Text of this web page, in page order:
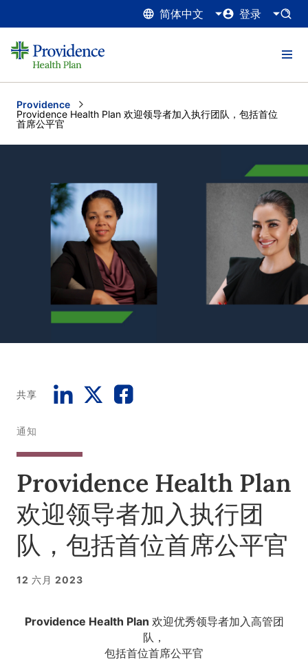
简体中文 登录
Providence
Current:
Providence Health Plan 欢迎领导者加入执行团队，包括首位
首席公平官
共享
通知
Providence Health Plan
欢迎领导者加入执行团
队，包括首位首席公平官
12 六月 2023
Providence Health Plan 欢迎优秀领导者加入高管团
队，
包括首位首席公平官